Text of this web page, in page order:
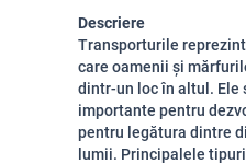
Descriere
Transporturile
care oamenii și
dintr-un loc în altul. Ele
importante pentru
pentru legătura dintre
lumii. Principalele